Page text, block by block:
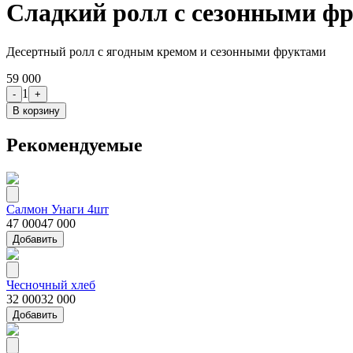
Сладкий ролл с сезонными
Десертный ролл с ягодным кремом и сезонными фруктами
59 000
- 1
+
В корзину
Рекомендуемые
Салмон Унаги 4шт
47 00047 000
Добавить
Чесночный хлеб
32 00032 000
Добавить